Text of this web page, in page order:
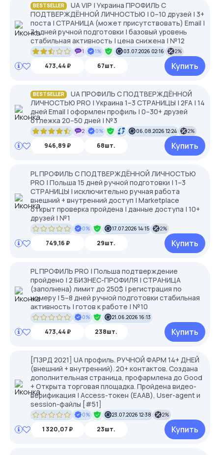
BESTSELLER
UA VIP | Украина ПРОФИЛЬ С
ПОДТВЕРЖДЁННОЙ ЛИЧНОСТЬЮ | 0–10 друзей | 3+
поста | СТРАНИЦА (может присутствовать) Email |
7+ дней ручной подготовки | базовый уровень
стабильная активность | цена снижена | №12
1 1% 03.07.2026 02:16 2%
473,44 ₽ 67шт. Купить
BESTSELLER
UA ПРОФИЛЬ С ПОДТВЕРЖДЁННОЙ
ЛИЧНОСТЬЮ PRO | Украина 1–3 СТРАНИЦЫ | 2FA | 14
дней Email | оформлен профиль | 0–30+ друзей
отлежка 20–50 дней | №3
2 0% 06.08.2026 12:24 2%
946,89 ₽ 68шт. Купить
PL ПРОФИЛЬ С ПОДТВЕРЖДЁННОЙ ЛИЧНОСТЬЮ
PRO | Польша 15 дней ручной подготовки | 1–3
СТРАНИЦЫ | исключительно ручная работа
внешний + внутренний доступ | Marketplace
открыт проверка пройдена | данные доступа | 10+
друзей | №1
0% 17.07.2026 14:15 2%
749,16 ₽ 29шт. Купить
PL ПРОФИЛЬ PRO | Польша подтверждение
пройдено | 2 БИЗНЕС-ПРОФИЛЯ | СТРАНИЦА
(заполнена) лимит до 250$ | регистрация по
номеру | 5–8 дней ручной подготовки стабильная
активность | готов к работе | №10
0% 21.06.2026 16:13
473,44 ₽ 238шт. Купить
[ПЗРД 2021] UA профиль. РУЧНОЙ ФАРМ 14+ ДНЕЙ
(внешний + внутренний). 20+ контактов. Создана
дополнительная страница, профармлена до Good
+ Открыта торговая площадка. Пройдена видео-
верификация | Access-токен (EAAB), User-agent и
session-файлы [#51]
0% 23.07.2026 12:38 2%
1 320,07 ₽ 23шт. Купить